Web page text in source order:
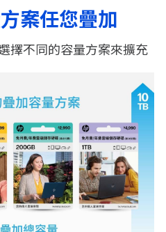
案任您疊加
擇不同的容量方案來擴充